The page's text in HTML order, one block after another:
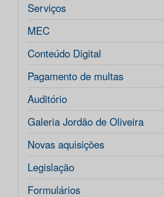
Serviços
MEC
Conteúdo Digital
Pagamento de multas
Auditório
Galeria Jordão de Oliveira
Novas aquisições
Legislação
Formulários